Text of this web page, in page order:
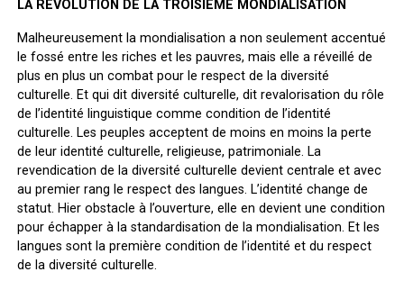
LA RÉVOLUTION DE LA TROISIÈME MONDIALISATION
Malheureusement la mondialisation a non seulement accentué
le fossé entre les riches et les pauvres, mais elle a réveillé de
plus en plus un combat pour le respect de la diversité
culturelle. Et qui dit diversité culturelle, dit revalorisation du rôle
de l’identité linguistique comme condition de l’identité
culturelle. Les peuples acceptent de moins en moins la perte
de leur identité culturelle, religieuse, patrimoniale. La
revendication de la diversité culturelle devient centrale et avec
au premier rang le respect des langues. L’identité change de
statut. Hier obstacle à l’ouverture, elle en devient une condition
pour échapper à la standardisation de la mondialisation. Et les
langues sont la première condition de l’identité et du respect
de la diversité culturelle.